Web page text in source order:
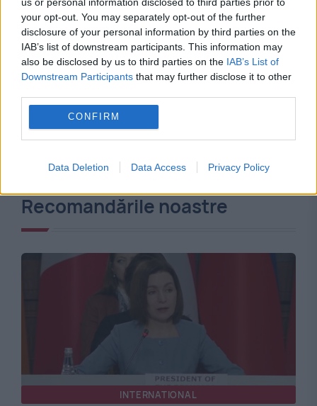
your opt-out. You may separately opt-out of the further
disclosure of your personal information by third parties on the
IAB’s list of downstream participants. This information may
also be disclosed by us to third parties on the IAB’s List of
Downstream Participants that may further disclose it to other
CONFIRM
Data Deletion Data Access Privacy Policy
Recomandările noastre
INTERNATIONAL